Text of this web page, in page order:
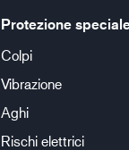
Protezione
Colpi
Vibrazione
Aghi
Rischi elettrici